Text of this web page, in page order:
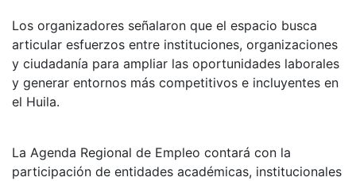
Los organizadores señalaron que el espacio busca
articular esfuerzos entre instituciones, organizaciones
y ciudadanía para ampliar las oportunidades laborales
y generar entornos más competitivos e incluyentes en
el Huila.
La Agenda Regional de Empleo contará con la
participación de entidades académicas, institucionales